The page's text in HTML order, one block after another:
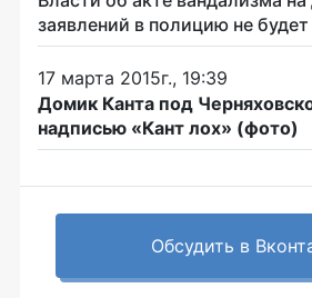
заявлений в полицию не будет
17 марта 2015г., 19:39
Домик Канта под
надписью «Кант лох» (фото)
Обсудить в